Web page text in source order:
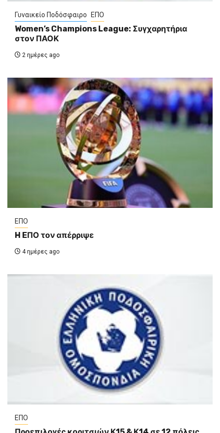
Γυναικείο Ποδόσφαιρο ΕΠΟ
Women’s Champions League: Συγχαρητήρια
στον ΠΑΟΚ
2 ημέρες ago
ΕΠΟ
H EΠΟ τον απέρριψε
4 ημέρες ago
ΕΠΟ